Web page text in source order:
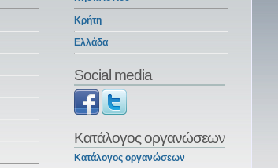
Κρήτη
Ελλάδα
Social media
Κατάλογος οργανώσεων
Κατάλογος οργανώσεων